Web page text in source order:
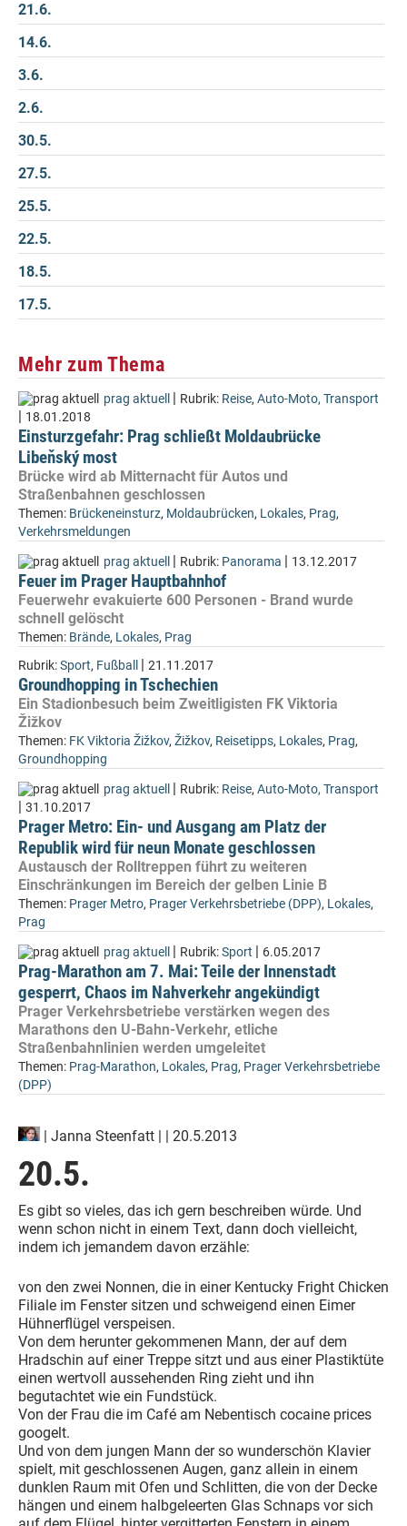
21.6.
14.6.
3.6.
2.6.
30.5.
27.5.
25.5.
22.5.
18.5.
17.5.
Mehr zum Thema
prag aktuell | Rubrik: Reise, Auto-Moto, Transport
| 18.01.2018
Einsturzgefahr: Prag schließt Moldaubrücke
Libeňský most
Brücke wird ab Mitternacht für Autos und
Straßenbahnen geschlossen
Themen: Brückeneinsturz, Moldaubrücken, Lokales, Prag,
Verkehrsmeldungen
prag aktuell | Rubrik: Panorama | 13.12.2017
Feuer im Prager Hauptbahnhof
Feuerwehr evakuierte 600 Personen - Brand wurde
schnell gelöscht
Themen: Brände, Lokales, Prag
Rubrik:Sport, Fußball | 21.11.2017
Groundhopping in Tschechien
Ein Stadionbesuch beim Zweitligisten FK Viktoria
Žižkov
Themen: FK Viktoria Žižkov, Žižkov, Reisetipps, Lokales, Prag,
Groundhopping
prag aktuell | Rubrik: Reise, Auto-Moto, Transport
| 31.10.2017
Prager Metro: Ein- und Ausgang am Platz der
Republik wird für neun Monate geschlossen
Austausch der Rolltreppen führt zu weiteren
Einschränkungen im Bereich der gelben Linie B
Themen: Prager Metro, Prager Verkehrsbetriebe (DPP), Lokales,
Prag
prag aktuell | Rubrik:Sport | 6.05.2017
Prag-Marathon am 7. Mai: Teile der Innenstadt
gesperrt, Chaos im Nahverkehr angekündigt
Prager Verkehrsbetriebe verstärken wegen des
Marathons den U-Bahn-Verkehr, etliche
Straßenbahnlinien werden umgeleitet
Themen: Prag-Marathon, Lokales, Prag, Prager Verkehrsbetriebe
(DPP)
| Janna Steenfatt | | 20.5.2013
20.5.
Es gibt so vieles, das ich gern beschreiben würde. Und
wenn schon nicht in einem Text, dann doch vielleicht,
indem ich jemandem davon erzähle:
von den zwei Nonnen, die in einer Kentucky Fright Chicken
Filiale im Fenster sitzen und schweigend einen Eimer
Hühnerflügel verspeisen.
Von dem herunter gekommenen Mann, der auf dem
Hradschin auf einer Treppe sitzt und aus einer Plastiktüte
einen wertvoll aussehenden Ring zieht und ihn
begutachtet wie ein Fundstück.
Von der Frau die im Café am Nebentisch cocaine prices
googelt.
Und von dem jungen Mann der so wunderschön Klavier
spielt, mit geschlossenen Augen, ganz allein in einem
dunklen Raum mit Ofen und Schlitten, die von der Decke
hängen und einem halbgeleerten Glas Schnaps vor sich